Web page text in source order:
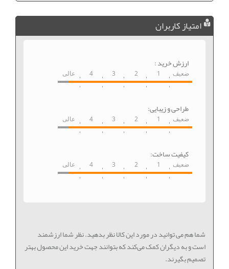
امتیاز کاربران
ارزش خرید :
ضعیف 1
2
3
4 عالی
طراحی و زیبایی:
ضعیف 1
2
3
4 عالی
کیفیت ساخت:
ضعیف 1
2
3
4 عالی
شما هم می توانید در مورد این کالا نظر بدهید. نظر شما ارزشمند
است و به دیگران کمک می‌کند که بتوانند جهت خرید این محصول بهتر
تصمیم بگیرند.